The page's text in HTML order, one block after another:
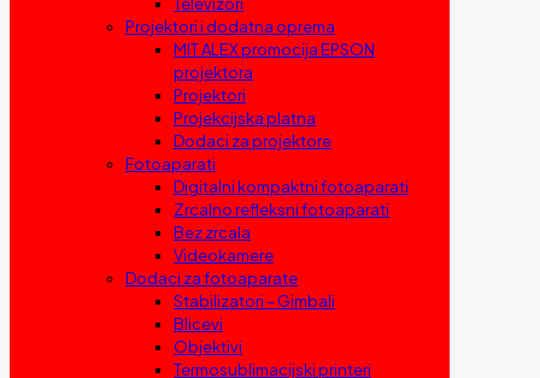
Projektori i dodatna oprema
MIT ALEX promocija EPSON
projektora
Projektori
Projekcijska platna
Dodaci za projektore
Fotoaparati
Digitalni kompaktni fotoaparati
Zrcalno refleksni fotoaparati
Bez zrcala
Videokamere
Dodaci za fotoaparate
Stabilizatori – Gimbali
Blicevi
Objektivi
Termosublimacijski printeri